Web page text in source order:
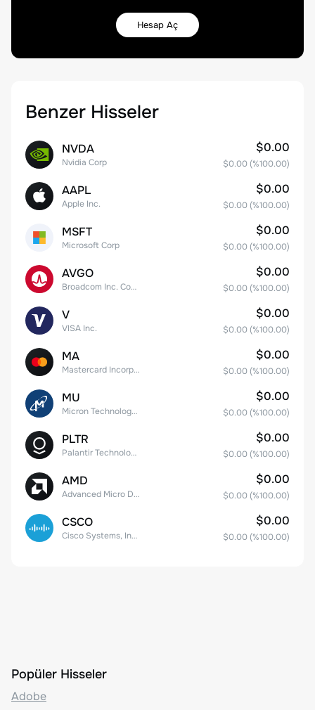
Hesap Aç
Benzer Hisseler
NVDA
Nvidia Corp
$0.00
$0.00 (%100.00)
AAPL
Apple Inc.
$0.00
$0.00 (%100.00)
MSFT
Microsoft Corp
$0.00
$0.00 (%100.00)
AVGO
Broadcom Inc. Common Stock
$0.00
$0.00 (%100.00)
V
VISA Inc.
$0.00
$0.00 (%100.00)
MA
Mastercard Incorporated
$0.00
$0.00 (%100.00)
MU
Micron Technology, Inc.
$0.00
$0.00 (%100.00)
PLTR
Palantir Technologies Inc. Class A Common Stock
$0.00
$0.00 (%100.00)
AMD
Advanced Micro Devices
$0.00
$0.00 (%100.00)
CSCO
Cisco Systems, Inc. Common Stock (DE)
$0.00
$0.00 (%100.00)
Popüler Hisseler
Adobe